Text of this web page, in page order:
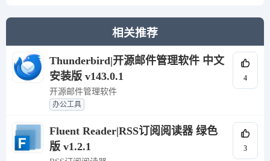
相关推荐
Thunderbird|开源邮件管理软件 中文
安装版 v143.0.1
开源邮件管理软件
办公工具
4
Fluent Reader|RSS订阅阅读器 绿色
版 v1.2.1
3